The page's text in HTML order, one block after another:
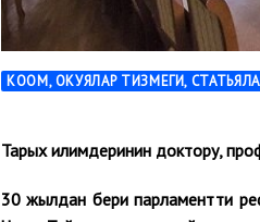
КООМ,ОКУЯЛАР ТИЗМЕГИ,
Тарых илимдеринин доктору,
30 жылдан бери парламентти